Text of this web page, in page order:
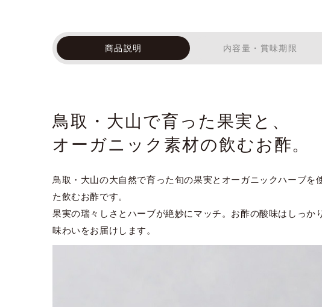
商品説明 内容量・賞味期限
鳥取・大山で育った果実と、
オーガニック素材の飲むお酢。
鳥取・大山の大自然で育った旬の果実とオーガニックハーブを
た飲むお酢です。
果実の瑞々しさとハーブが絶妙にマッチ。お酢の酸味はしっか
味わいをお届けします。